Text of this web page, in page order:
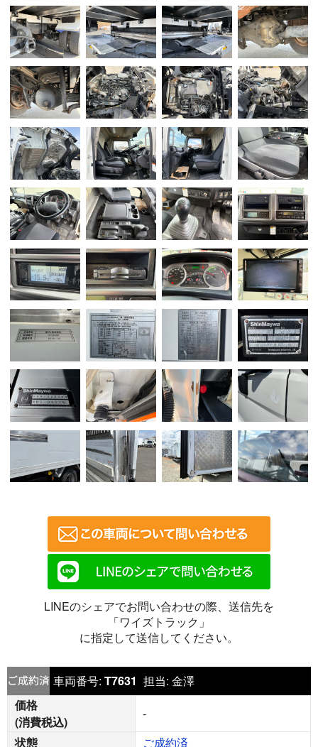
LINEのシェアでお問い合わせの際、送信先を
「ワイズトラック」
に指定して送信してください。
車両番号: T7631 担当: 金澤
価格
(消費税込)
-
状態
ご成約済